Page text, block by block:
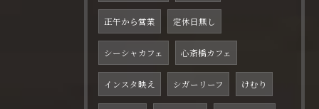
正午から営業 定休日無し
シーシャカフェ 心斎橋カフェ
インスタ映え シガーリーフ けむり